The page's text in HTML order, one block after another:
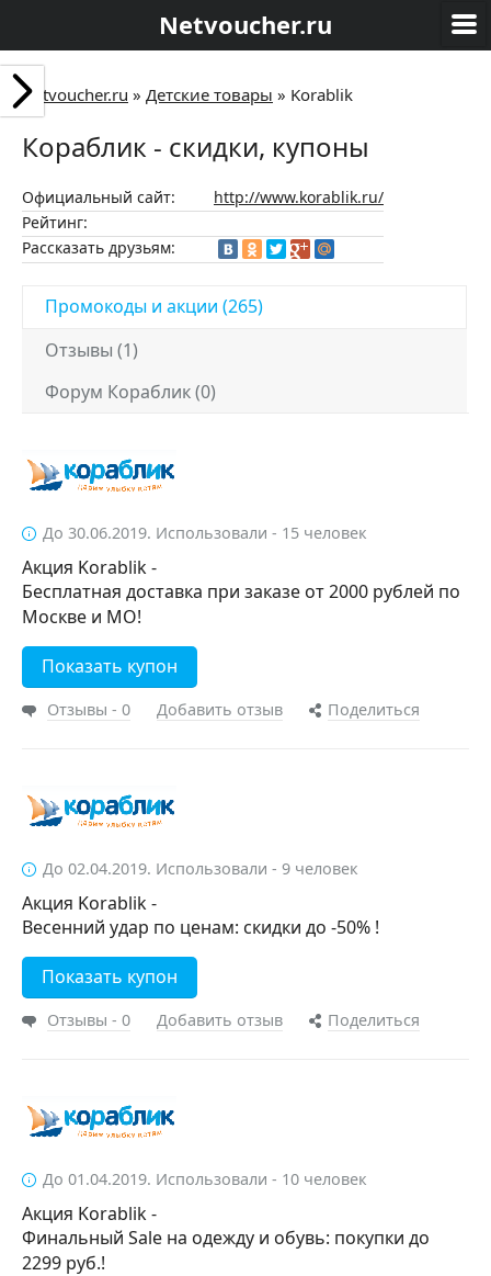
Netvoucher.ru
Netvoucher.ru » Детские товары » Korablik
Кораблик - скидки, купоны
Официальный сайт:
http://www.korablik.ru/
Рейтинг:
Рассказать друзьям:
Промокоды и акции (265)
Отзывы (1)
Форум Кораблик (0)
До 30.06.2019. Использовали - 15 человек
Акция Korablik -
Бесплатная доставка при заказе от 2000 рублей по
Москве и МО!
Показать купон
Отзывы - 0 Добавить отзыв Поделиться
До 02.04.2019. Использовали - 9 человек
Акция Korablik -
Весенний удар по ценам: скидки до -50% !
Показать купон
Отзывы - 0 Добавить отзыв Поделиться
До 01.04.2019. Использовали - 10 человек
Акция Korablik -
Финальный Sale на одежду и обувь: покупки до
2299 руб.!